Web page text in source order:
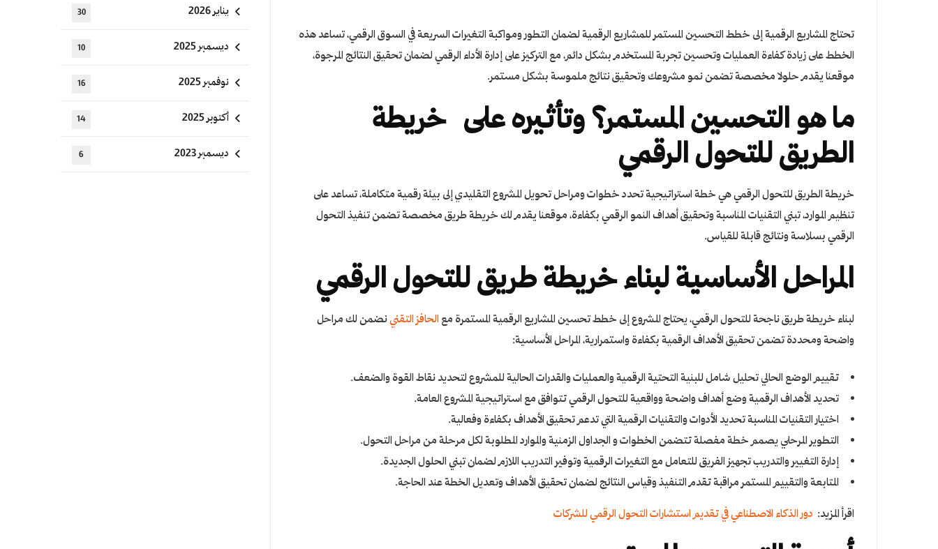
تحتاج المشاريع الرقمية إلى خطط التحسينالمستمر للمشاريع الرقمية لضمان التطور ومواكبة التغيرات السريعة في السوق الرقمي، تساعد هذه
الخطط على زيادة كفاءة العمليات وتحسين تجربة المستخدم بشكل دائم، مع التركيز على إدارة الأداء الرقمي لضمان تحقيق النتائج المرجوة،
موقعنا يقدم حلولا مخصصة تضمن نمو مشروعك وتحقيق نتائج ملموسة بشكل مستمر.
ما هو التحسين المستمر؟ وتأثيره على خريطة
الطريق للتحول الرقمي
خريطة الطريق للتحول الرقمي هي خطة استراتيجية تحدد خطوات ومراحل تحويل المشروع التقليدي إلى بيئة رقمية متكاملة، تساعد على
تنظيم الموارد، تبني التقنيات المناسبة وتحقيق أهداف النمو الرقمي بكفاءة، موقعنا يقدم لك خريطة طريق مخصصة تضمن تنفيذ التحول
الرقمي بسلاسة ونتائج قابلة للقياس.
المراحل الأساسية لبناء خريطة طريق للتحول الرقمي
لبناء خريطة طريق ناجحة للتحول الرقمي، يحتاج المشروع إلى خطط تحسين المشاريع الرقمية المستمرة مع الحافز التقنينضمن لك مراحل
واضحة ومحددة تضمن تحقيق الأهداف الرقمية بكفاءة واستمرارية، المراحل الأساسية:
تقييم الوضع الحالي تحليل شامل للبنية التحتية الرقمية والعمليات والقدرات الحالية للمشروع لتحديد نقاط القوة والضعف.
تحديد الأهداف الرقمية وضع أهداف واضحة وواقعية للتحول الرقمي تتوافق مع استراتيجية المشروع العامة.
اختيار التقنيات المناسبة تحديد الأدوات والتقنيات الرقمية التي تدعم تحقيق الأهداف بكفاءة وفعالية.
التطوير المرحلي يصمم خطة مفصلة تتضمن الخطوات و الجداول الزمنية والموارد المطلوبة لكل مرحلة من مراحل التحول.
إدارة التغيير والتدريب تجهيز الفريق للتعامل مع التغيرات الرقمية وتوفير التدريب اللازم لضمان تبني الحلول الجديدة.
المتابعة والتقييم المستمر مراقبة تقدم التنفيذ وقياس النتائج لضمان تحقيق الأهداف وتعديل الخطة عند الحاجة.
اقرأ المزيد: دور الذكاء الاصطناعي في تقديم استشارات التحول الرقمي للشركات
يناير 2026 30
ديسمبر 2025 10
نوفمبر 2025 16
أكتوبر 2025 14
ديسمبر 2023 6